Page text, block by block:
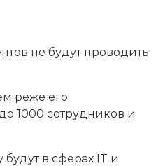
не будут проводить
реже его
1000 сотрудников и
в сферах IT и